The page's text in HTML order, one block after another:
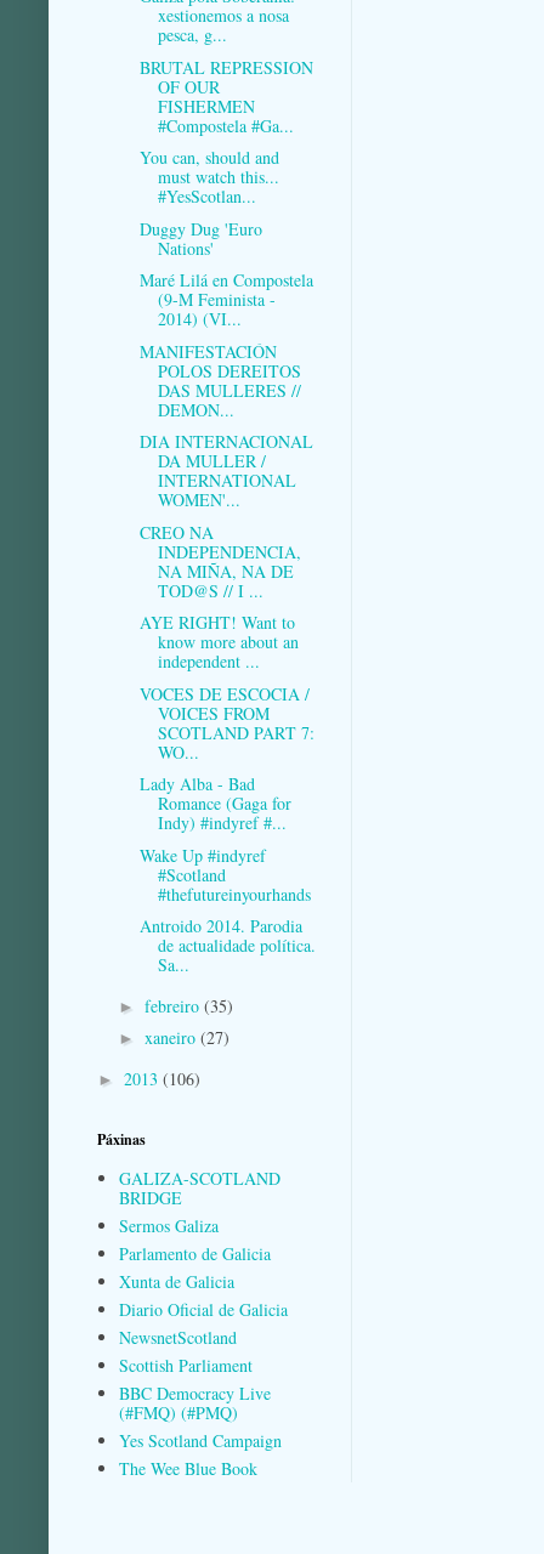
xestionemos a nosa
pesca, g...
BRUTAL REPRESSION
OF OUR
FISHERMEN
#Compostela #Ga...
You can, should and
must watch this...
#YesScotlan...
Duggy Dug 'Euro
Nations'
Maré Lilá en Compostela
(9-M Feminista -
2014) (VI...
MANIFESTACIÓN
POLOS DEREITOS
DAS MULLERES //
DEMON...
DIA INTERNACIONAL
DA MULLER /
INTERNATIONAL
WOMEN'...
CREO NA
INDEPENDENCIA,
NA MIÑA, NA DE
TOD@S // I ...
AYE RIGHT! Want to
know more about an
independent ...
VOCES DE ESCOCIA /
VOICES FROM
SCOTLAND PART 7:
WO...
Lady Alba - Bad
Romance (Gaga for
Indy) #indyref #...
Wake Up #indyref
#Scotland
#thefutureinyourhands
Antroido 2014. Parodia
de actualidade política.
Sa...
► febreiro (35)
► xaneiro (27)
► 2013 (106)
Páxinas
GALIZA-SCOTLAND
BRIDGE
Sermos Galiza
Parlamento de Galicia
Xunta de Galicia
Diario Oficial de Galicia
NewsnetScotland
Scottish Parliament
BBC Democracy Live
(#FMQ) (#PMQ)
Yes Scotland Campaign
The Wee Blue Book